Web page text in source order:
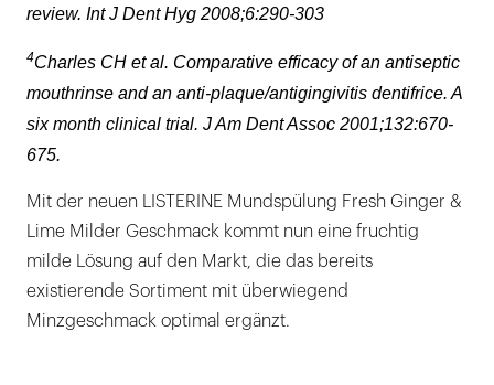
review. Int J Dent Hyg 2008;6:290-303
4Charles CH et al. Comparative efficacy of an antiseptic
mouthrinse and an anti-plaque/antigingivitis dentifrice. A
six month clinical trial. J Am Dent Assoc 2001;132:670-
675.
Mit der neuen LISTERINE Mundspülung Fresh Ginger &
Lime Milder Geschmack kommt nun eine fruchtig
milde Lösung auf den Markt, die das bereits
existierende Sortiment mit überwiegend
Minzgeschmack optimal ergänzt.